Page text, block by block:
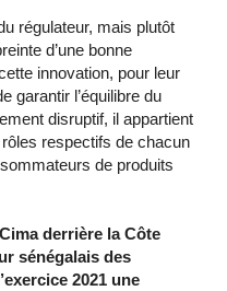
régulateur, mais plutôt
d’une bonne
innovation, pour leur
garantir l’équilibre du
disruptif, il appartient
respectifs de chacun
de produits
derrière la Côte
sénégalais des
2021 une